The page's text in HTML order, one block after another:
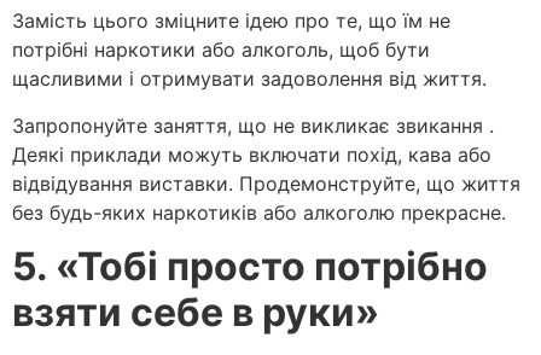
Замість цього зміцните ідею про те, що їм не
потрібні наркотики або алкоголь, щоб бути
щасливими і отримувати задоволення від життя.
Запропонуйте заняття, що не викликає звикання .
Деякі приклади можуть включати похід, кава або
відвідування виставки. Продемонструйте, що життя
без будь-яких наркотиків або алкоголю прекрасне.
5. «Тобі просто потрібно
взяти себе в руки»